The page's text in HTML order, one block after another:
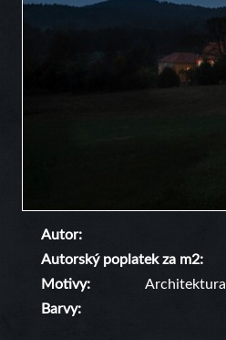
Autor
Autorský poplatek za m2
Motivy
Architektura
Barvy